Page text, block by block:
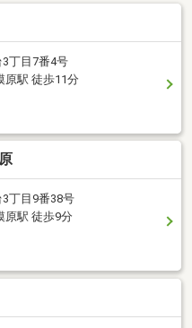
丁目7番4号
原駅 徒歩11分
丁目9番38号
原駅 徒歩9分